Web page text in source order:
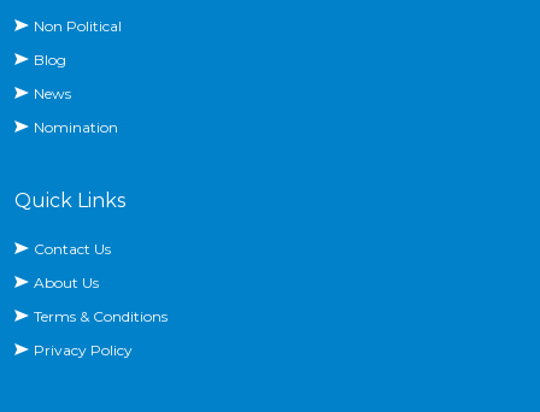
Non Political
Blog
News
Nomination
Quick Links
Contact Us
About Us
Terms & Conditions
Privacy Policy